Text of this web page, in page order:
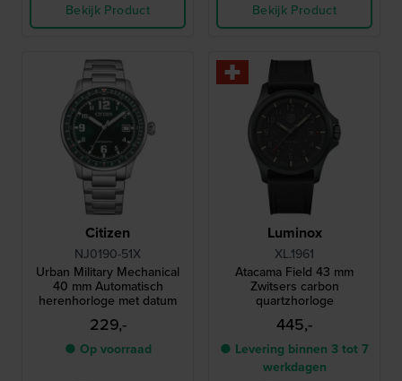
Bekijk Product
Bekijk Product
Citizen
NJ0190-51X
Urban Military Mechanical
40 mm Automatisch
herenhorloge met datum
229,-
● Op voorraad
Luminox
XL.1961
Atacama Field 43 mm
Zwitsers carbon
quartzhorloge
445,-
● Levering binnen 3 tot 7
werkdagen